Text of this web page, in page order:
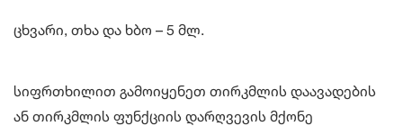
ცხვარი, თხა და ხბო – 5 მლ.
სიფრთხილით გამოიყენეთ თირკმლის დაავადების
ან თირკმლის ფუნქციის დარღვევის მქონე